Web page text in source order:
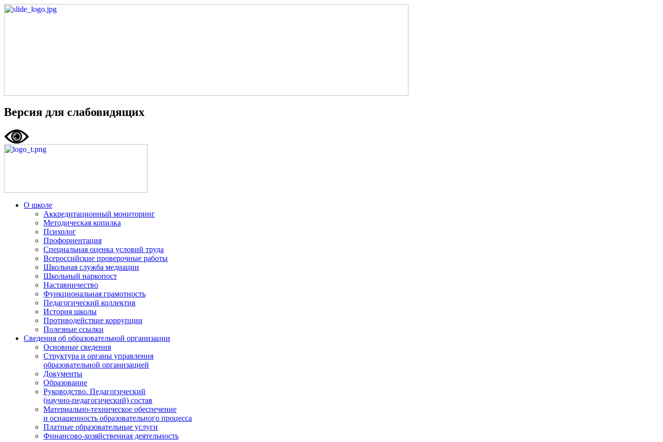
Версия для слабовидящих
О школе
Аккредитационный мониторинг
Методическая копилка
Психолог
Профориентация
Специальная оценка условий труда
Всероссийские проверочные работы
Школьная служба медиации
Школьный наркопост
Наставничество
Функциональная грамотность
Педагогический коллектив
История школы
Противодействие коррупции
Полезные ссылки
Сведения об образовательной организации
Основные сведения
Структура и органы управления
образовательной организацией
Документы
Образование
Руководство. Педагогический
(научно-педагогический) состав
Материально-техническое обеспечение
и оснащенность образовательного процесса
Платные образовательные услуги
Финансово-хозяйственная деятельность